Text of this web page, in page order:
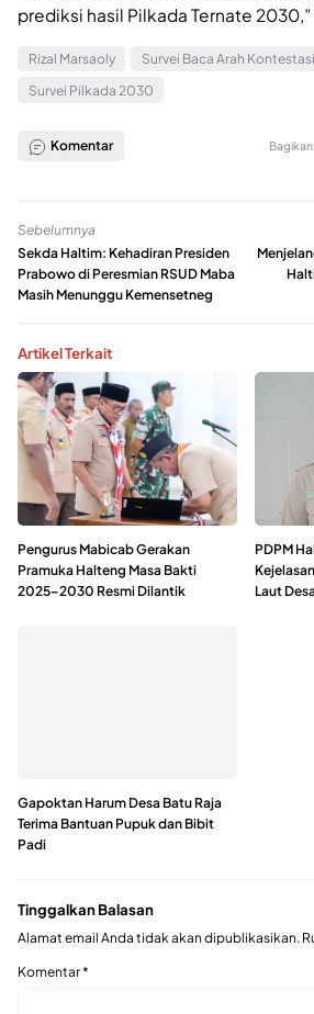
prediksi hasil Pilkada Ternate 2030,”
Rizal Marsaoly
Survei Baca Arah
Survei Pilkada 2030
Komentar Bagikan:
Sebelumnya
Sekda Haltim: Kehadiran Presiden
Prabowo di Peresmian RSUD Maba
Masih Menunggu Kemensetneg
Artikel Terkait
Pengurus Mabicab Gerakan
Pramuka Halteng Masa Bakti
2025–2030 Resmi Dilantik
PDPM
Laut
Gapoktan Harum Desa Batu Raja
Terima Bantuan Pupuk dan Bibit
Padi
Tinggalkan Balasan
Alamat email Anda tidak akan dipublikasikan.
Komentar*